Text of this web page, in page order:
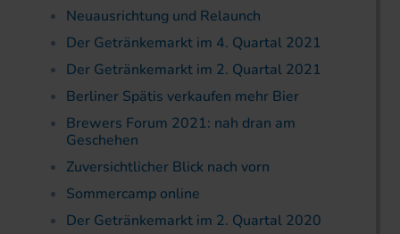
Neuausrichtung und Relaunch
Der Getränkemarkt im 4. Quartal 2021
Der Getränkemarkt im 2. Quartal 2021
Berliner Spätis verkaufen mehr Bier
Brewers Forum 2021: nah dran am
Geschehen
Zuversichtlicher Blick nach vorn
Sommercamp online
Der Getränkemarkt im 2. Quartal 2020